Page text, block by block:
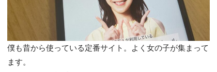
僕も昔から使っている定番サイト。よく女の子が集まって
ます。